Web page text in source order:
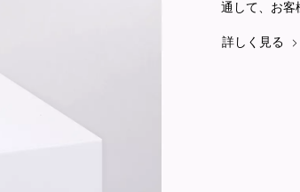
通して、お客
詳しく見る